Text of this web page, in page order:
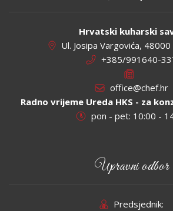
Hrvatski kuharski
Ul. Josipa Vargovića,
+385/991640-
office@chef.hr
Radno vrijeme Ureda HKS - za
pon - pet: 10:00 -
Upravni odbor
Predsjednik: